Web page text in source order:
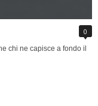
0
chi ne capisce a fondo il